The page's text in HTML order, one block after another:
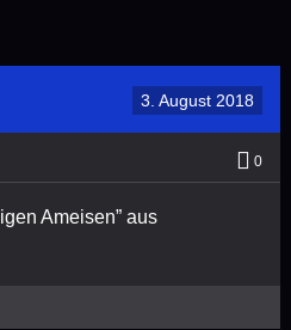
3. August 2018
0
Ameisen” aus